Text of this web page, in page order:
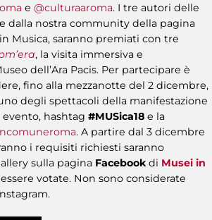
e @culturaaroma. I tre autori delle
dalla nostra community della pagina
Musica, saranno premiati con tre
, la visita immersiva e
dell’Ara Pacis. Per partecipare è
fino alla mezzanotte del 2 dicembre,
degli spettacoli della manifestazione
hashtag #MUSica18 e la
. A partire dal 3 dicembre
i requisiti richiesti saranno
sulla pagina Facebookdi Musei in
votate. Non sono considerate